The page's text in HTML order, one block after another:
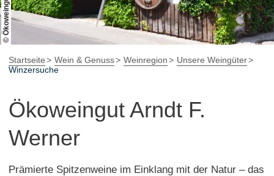
Startseite Wein & Genuss Weinregion
Unsere Weingüter
Winzersuche
Ökoweingut Arndt F.
Werner
Prämierte Spitzenweine im Einklang mit der Natur – das